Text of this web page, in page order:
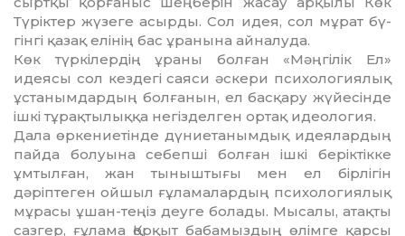
Түріктер жүзеге асырды. Сол идея, сол мұрат бү­
гін­гі қазақ елінің бас ұранына айналуда.
Көк түркілердің ұраны болған «Мәң­гілік Ел»
идеясы сол кездегі саяси әскери психологиялық
ұстанымдардың болғанын, ел басқару жүйесінде
ішкі тұрақтылыққа негізделген ортақ идеология.
Дала өркениетінде дүниетанымдық идеялардың
пайда болуына себепші бол­ған ішкі беріктікке
ұмтылған, жан ты­ныш­тығы мен ел бірлігін
дәріптеген ойшыл ғұламалардың психологиялық
мұрасы ұшан-теңіз деуге болады. Мысалы, атақты
сазгер, ғұлама Қорқыт бабамыздың өлім­ге қарсы